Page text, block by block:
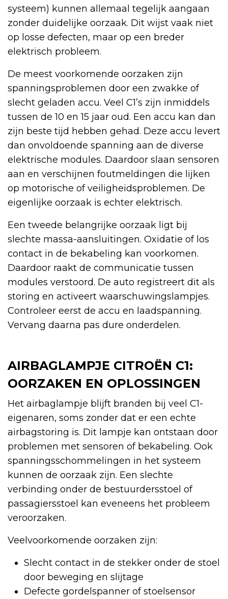
systeem) kunnen allemaal tegelijk aangaan
zonder duidelijke oorzaak. Dit wijst vaak niet
op losse defecten, maar op een breder
elektrisch probleem.
De meest voorkomende oorzaken zijn
spanningsproblemen door een zwakke of
slecht geladen accu. Veel C1’s zijn inmiddels
tussen de 10 en 15 jaar oud. Een accu kan dan
zijn beste tijd hebben gehad. Deze accu levert
dan onvoldoende spanning aan de diverse
elektrische modules. Daardoor slaan sensoren
aan en verschijnen foutmeldingen die lijken
op motorische of veiligheidsproblemen. De
eigenlijke oorzaak is echter elektrisch.
Een tweede belangrijke oorzaak ligt bij
slechte massa-aansluitingen. Oxidatie of los
contact in de bekabeling kan voorkomen.
Daardoor raakt de communicatie tussen
modules verstoord. De auto registreert dit als
storing en activeert waarschuwingslampjes.
Controleer eerst de accu en laadspanning.
Vervang daarna pas dure onderdelen.
AIRBAGLAMPJE CITROËN C1:
OORZAKEN EN OPLOSSINGEN
Het airbaglampje blijft branden bij veel C1-
eigenaren, soms zonder dat er een echte
airbagstoring is. Dit lampje kan ontstaan door
problemen met sensoren of bekabeling. Ook
spanningsschommelingen in het systeem
kunnen de oorzaak zijn. Een slechte
verbinding onder de bestuurdersstoel of
passagiersstoel kan eveneens het probleem
veroorzaken.
Veelvoorkomende oorzaken zijn:
Slecht contact in de stekker onder de stoel
door beweging en slijtage
Defecte gordelspanner of stoelsensor